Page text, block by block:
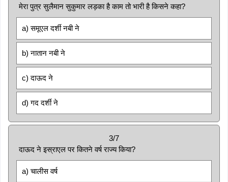
मेरा पुत्र सुलैमान सुकुमार लड़का है काम तो भारी है किसने कहा?
a) समूएल दर्शी नबी ने
b) नातान नबी ने
c) दाऊद ने
d) गद दर्शी ने
3/7
दाऊद ने इस्राएल पर कितने वर्ष राज्य किया?
a) चालीस वर्ष